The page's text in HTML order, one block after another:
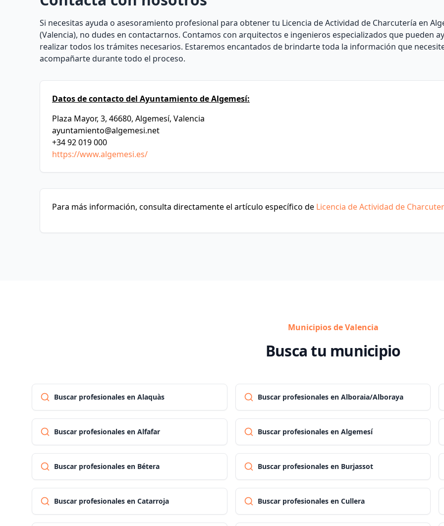
Si necesitas ayuda o asesoramiento profesional para obtener tu Licencia de Actividad de Charcutería en
(Valencia), no dudes en contactarnos. Contamos con arquitectos e ingenieros especializados que pueden
realizar todos los trámites necesarios. Estaremos encantados de brindarte toda la información que
acompañarte durante todo el proceso.
Datos de contacto del Ayuntamiento de Algemesí:
Plaza Mayor, 3, 46680, Algemesí, Valencia
ayuntamiento@algemesi.net
+34 92 019 000
https://www.algemesi.es/
Para más información, consulta directamente el artículo específico de Licencia de Actividad de
Municipios de Valencia
Busca tu municipio
Buscar profesionales en Alaquàs Buscar profesionales en Alboraia/Alboraya
Buscar profesionales en Alfafar Buscar profesionales en Algemesí
Buscar profesionales en Bétera Buscar profesionales en Burjassot
Buscar profesionales en Catarroja Buscar profesionales en Cullera